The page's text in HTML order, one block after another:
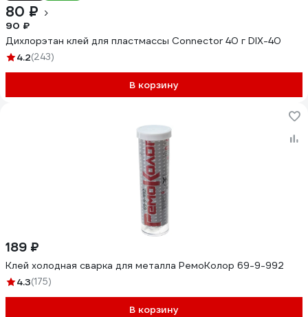
80 ₽
90 ₽
Дихлорэтан клей для пластмассы Connector 40 г DIX-40
4.2(243)
В корзину
189 ₽
Клей холодная сварка для металла РемоКолор 69-9-992
4.3(175)
В корзину